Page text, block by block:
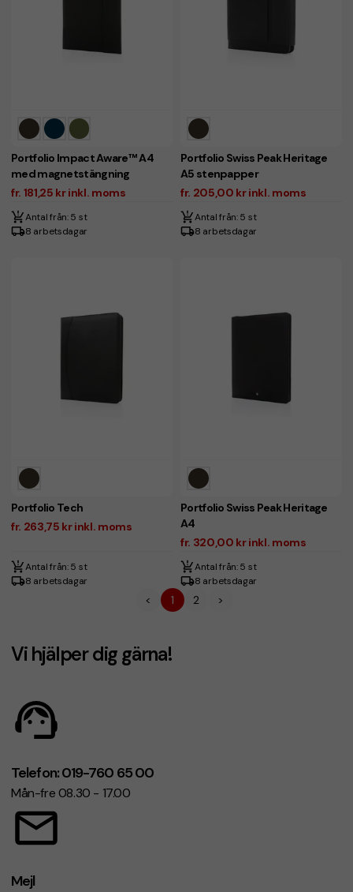
Portfolio Impact Aware™ A4
med magnetstängning
fr. 181,25 kr inkl. moms
Antal från: 5 st
8 arbetsdagar
Portfolio Swiss Peak Heritage
A5 stenpapper
fr. 205,00 kr inkl. moms
Antal från: 5 st
8 arbetsdagar
Portfolio Tech
fr. 263,75 kr inkl. moms
Antal från: 5 st
8 arbetsdagar
Portfolio Swiss Peak Heritage
A4
fr. 320,00 kr inkl. moms
Antal från: 5 st
8 arbetsdagar
< 1 2 >
Vi hjälper dig gärna!
Telefon: 019-760 65 00
Mån-fre 08.30 - 17.00
Mejl